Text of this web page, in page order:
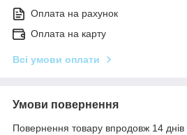
Оплата на рахунок
Оплата на карту
Всі умови оплати
Умови повернення
Повернення товару впродовж 14 днів